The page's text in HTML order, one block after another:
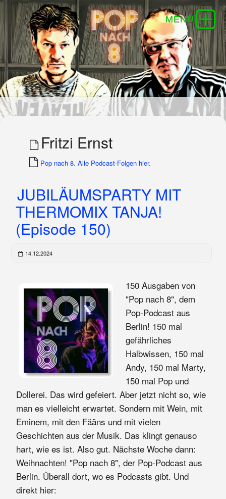
Fritzi Ernst
Pop nach 8. Alle Podcast-Folgen hier.
JUBILÄUMSPARTY MIT
THERMOMIX TANJA!
(Episode 150)
14.12.2024
150 Ausgaben von
"Pop nach 8", dem
Pop-Podcast aus
Berlin! 150 mal
gefährliches
Halbwissen, 150 mal
Andy, 150 mal Marty,
150 mal Pop und
Dollerei. Das wird gefeiert. Aber jetzt nicht so, wie
man es vielleicht erwartet. Sondern mit Wein, mit
Eminem, mit den Fääns und mit vielen
Geschichten aus der Musik. Das klingt genauso
hart, wie es ist. Also gut. Nächste Woche dann:
Weihnachten! "Pop nach 8", der Pop-Podcast aus
Berlin. Überall dort, wo es Podcasts gibt. Und
direkt hier: